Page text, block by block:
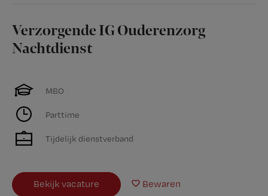
Verzorgende IG Ouderenzorg
Nachtdienst
MBO
Parttime
Tijdelijk dienstverband
Bekijk vacature Bewaren